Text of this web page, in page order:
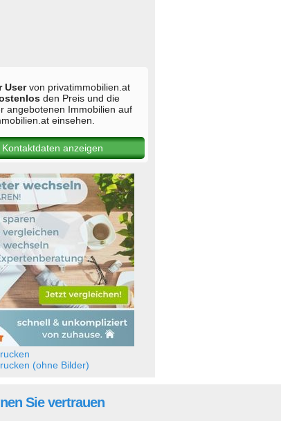
Uservon privatimmobilien.at
den Preis und die
angebotenen Immobilien auf
einsehen.
anzeigen
(ohne Bilder)
Sie vertrauen